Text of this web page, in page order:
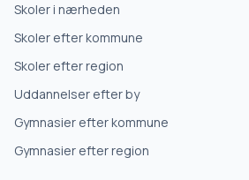
Skoler i nærheden
Skoler efter kommune
Skoler efter region
Uddannelser efter by
Gymnasier efter kommune
Gymnasier efter region